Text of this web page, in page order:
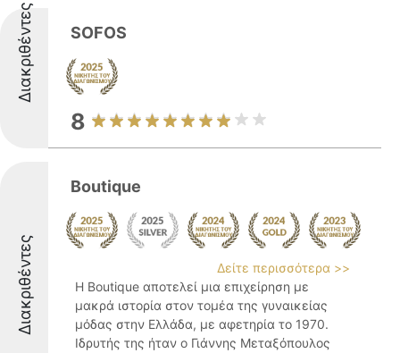
Διακριθέντες SOFOS
8
Διακριθέντες
Boutique
Δείτε περισσότερα >>
Η Boutique αποτελεί μια επιχείρηση με
μακρά ιστορία στον τομέα της γυναικείας
μόδας στην Ελλάδα, με αφετηρία το 1970.
Ιδρυτής της ήταν ο Γιάννης Μεταξόπουλος